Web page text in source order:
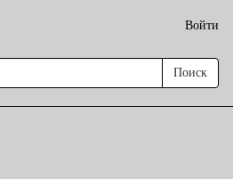
Войти
Поиск